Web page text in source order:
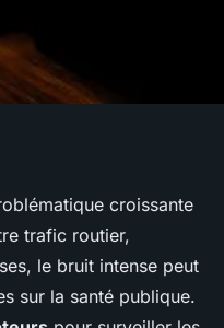
un
pour
de
croissante
trafic routier,
le bruit intense peut
sur la santé publique.